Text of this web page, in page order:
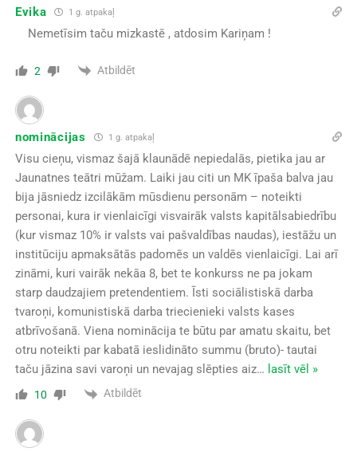
Evika 1 g. atpakaļ
Nemetīsim taču mizkastē , atdosim Kariņam !
2 Atbildēt
nominācijas 1 g. atpakaļ
Visu cieņu, vismaz šajā klaunādē nepiedalās, pietika jau ar
Jaunatnes teātri mūžam. Laiki jau citi un MK īpaša balva jau
bija jāsniedz izcilākām mūsdienu personām – noteikti
personai, kura ir vienlaicīgi visvairāk valsts kapitālsabiedrību
(kur vismaz 10% ir valsts vai pašvaldības naudas), iestāžu un
institūciju apmaksātās padomēs un valdēs vienlaicīgi. Lai arī
zināmi, kuri vairāk nekāa 8, bet te konkurss ne pa jokam
starp daudzajiem pretendentiem. Īsti sociālistiskā darba
tvaroņi, komunistiskā darba triecienieki valsts kases
atbrīvošanā. Viena nominācija te būtu par amatu skaitu, bet
otru noteikti par kabatā ieslidināto summu (bruto)- tautai
taču jāzina savi varoņi un nevajag slēpties aiz… lasīt vēl »
10 Atbildēt